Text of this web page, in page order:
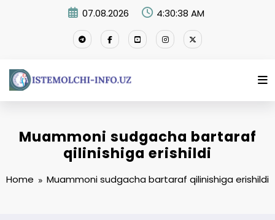
07.08.2026 4:30:38 AM
Muammoni sudgacha bartaraf
qilinishiga erishildi
Home Muammoni sudgacha bartaraf qilinishiga erishildi